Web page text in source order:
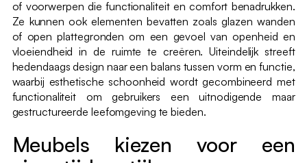
of voorwerpen die functionaliteit en comfort benadrukken.
Ze kunnen ook elementen bevatten zoals glazen wanden
of open plattegronden om een gevoel van openheid en
vloeiendheid in de ruimte te creëren. Uiteindelijk streeft
hedendaags design naar een balans tussen vorm en functie,
waarbij esthetische schoonheid wordt gecombineerd met
functionaliteit om gebruikers een uitnodigende maar
gestructureerde leefomgeving te bieden.
Meubels kiezen voor een